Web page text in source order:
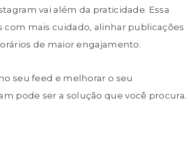
vai além da praticidade. Essa
mais cuidado, alinhar publicações
de maior engajamento.
seu feed e melhorar o seu
pode ser a solução que você procura.